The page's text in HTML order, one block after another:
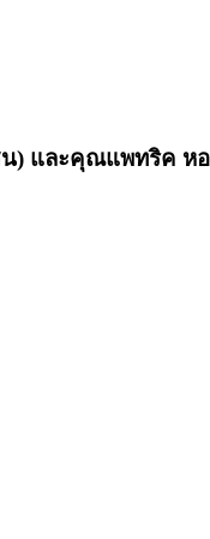
น) และคุณแพทริค ห